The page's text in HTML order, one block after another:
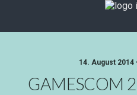
14. August 2014
GAMESCOM